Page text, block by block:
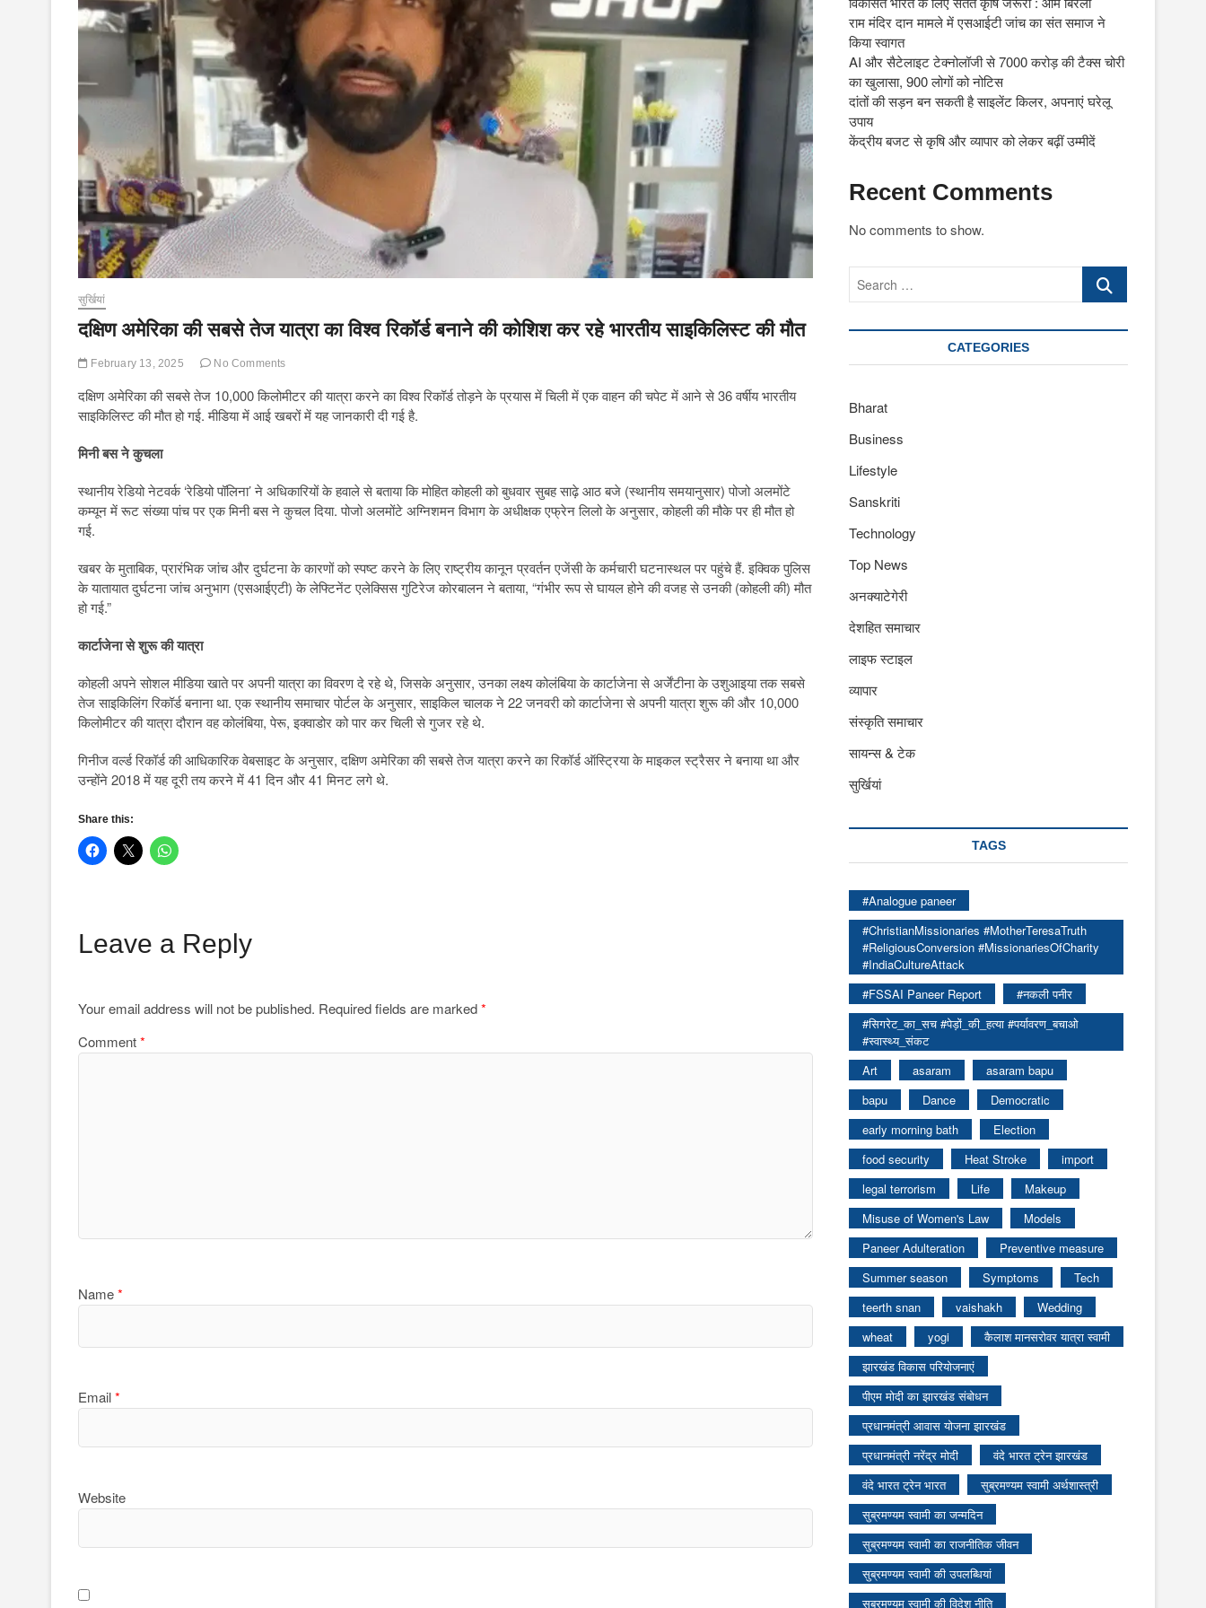
सुर्खियां
दक्षिण अमेरिका की सबसे तेज यात्रा का विश्व रिकॉर्ड बनाने की कोशिश कर रहे भारतीय साइकिलिस्ट की मौत
February 13, 2025 No Comments
दक्षिण अमेरिका की सबसे तेज 10,000 किलोमीटर की यात्रा करने का विश्व रिकॉर्ड तोड़ने के प्रयास में चिली में एक वाहन की चपेट में आने से 36 वर्षीय भारतीय
साइकिलिस्ट की मौत हो गई. मीडिया में आई खबरों में यह जानकारी दी गई है.
मिनी बस ने कुचला
स्थानीय रेडियो नेटवर्क ‘रेडियो पॉलिना’ ने अधिकारियों के हवाले से बताया कि मोहित कोहली को बुधवार सुबह साढ़े आठ बजे (स्थानीय समयानुसार) पोजो अलमोंटे
कम्यून में रूट संख्या पांच पर एक मिनी बस ने कुचल दिया. पोजो अलमोंटे अग्निशमन विभाग के अधीक्षक एफ्रेन लिलो के अनुसार, कोहली की मौके पर ही मौत हो
गई.
खबर के मुताबिक, प्रारंभिक जांच और दुर्घटना के कारणों को स्पष्ट करने के लिए राष्ट्रीय कानून प्रवर्तन एजेंसी के कर्मचारी घटनास्थल पर पहुंचे हैं. इक्विक पुलिस
के यातायात दुर्घटना जांच अनुभाग (एसआईएटी) के लेफ्टिनेंट एलेक्सिस गुटिरेज कोरबालन ने बताया, “गंभीर रूप से घायल होने की वजह से उनकी (कोहली की) मौत
हो गई.”
कार्टाजेना से शुरू की यात्रा
कोहली अपने सोशल मीडिया खाते पर अपनी यात्रा का विवरण दे रहे थे, जिसके अनुसार, उनका लक्ष्य कोलंबिया के कार्टाजेना से अर्जेंटीना के उशुआइया तक सबसे
तेज साइकिलिंग रिकॉर्ड बनाना था. एक स्थानीय समाचार पोर्टल के अनुसार, साइकिल चालक ने 22 जनवरी को कार्टाजेना से अपनी यात्रा शुरू की और 10,000
किलोमीटर की यात्रा दौरान वह कोलंबिया, पेरू, इक्वाडोर को पार कर चिली से गुजर रहे थे.
गिनीज वर्ल्ड रिकॉर्ड की आधिकारिक वेबसाइट के अनुसार, दक्षिण अमेरिका की सबसे तेज यात्रा करने का रिकॉर्ड ऑस्ट्रिया के माइकल स्ट्रैसर ने बनाया था और
उन्होंने 2018 में यह दूरी तय करने में 41 दिन और 41 मिनट लगे थे.
Share this:
Leave a Reply
Your email address will not be published. Required fields are marked*
Comment*
Name*
Email*
Website
राम मंदिर दान मामले में एसआईटी जांच का संत समाज ने
किया स्वागत
AI और सैटेलाइट टेक्नोलॉजी से 7000 करोड़ की टैक्स चोरी
का खुलासा, 900 लोगों को नोटिस
दांतों की सड़न बन सकती है साइलेंट किलर, अपनाएं घरेलू
उपाय
केंद्रीय बजट से कृषि और व्यापार को लेकर बढ़ीं उम्मीदें
Recent Comments
No comments to show.
Search
CATEGORIES
Bharat
Business
Lifestyle
Sanskriti
Technology
Top News
अनक्याटेगेरी
देशहित समाचार
लाइफ स्टाइल
व्यापार
संस्कृति समाचार
सायन्स & टेक
सुर्खियां
TAGS
#Analogue paneer
#ChristianMissionaries #MotherTeresaTruth
#ReligiousConversion #MissionariesOfCharity
#IndiaCultureAttack
#FSSAI Paneer Report
#नकली पनीर
#सिगरेट_का_सच #पेड़ों_की_हत्या #पर्यावरण_बचाओ
#स्वास्थ्य_संकट
Art
asaram
asaram bapu
bapu
Dance
Democratic
early morning bath
Election
food security
Heat Stroke
import
legal terrorism
Life
Makeup
Misuse of Women's Law
Models
Paneer Adulteration
Preventive measure
Summer season
Symptoms
Tech
teerth snan
vaishakh
Wedding
wheat
yogi
कैलाश मानसरोवर यात्रा स्वामी
झारखंड विकास परियोजनाएं
पीएम मोदी का झारखंड संबोधन
प्रधानमंत्री आवास योजना झारखंड
प्रधानमंत्री नरेंद्र मोदी
वंदे भारत ट्रेन झारखंड
वंदे भारत ट्रेन भारत
सुब्रमण्यम स्वामी अर्थशास्त्री
सुब्रमण्यम स्वामी का जन्मदिन
सुब्रमण्यम स्वामी का राजनीतिक जीवन
सुब्रमण्यम स्वामी की उपलब्धियां
सुब्रमण्यम स्वामी की विदेश नीति